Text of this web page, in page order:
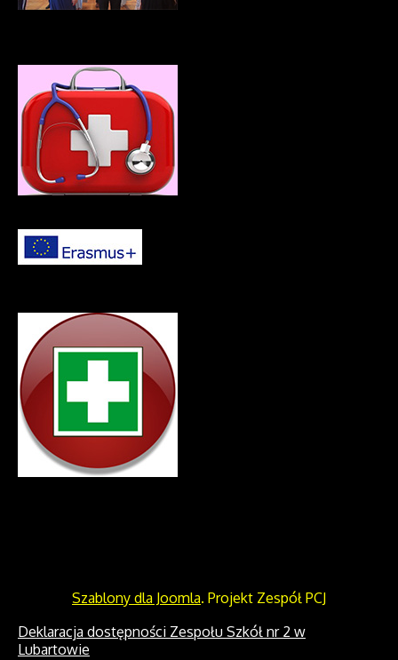
Szablony dla Joomla. Projekt Zespół PCJ
Deklaracja dostępności Zespołu Szkół nr 2 w
Lubartowie